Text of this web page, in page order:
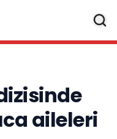
aileleri